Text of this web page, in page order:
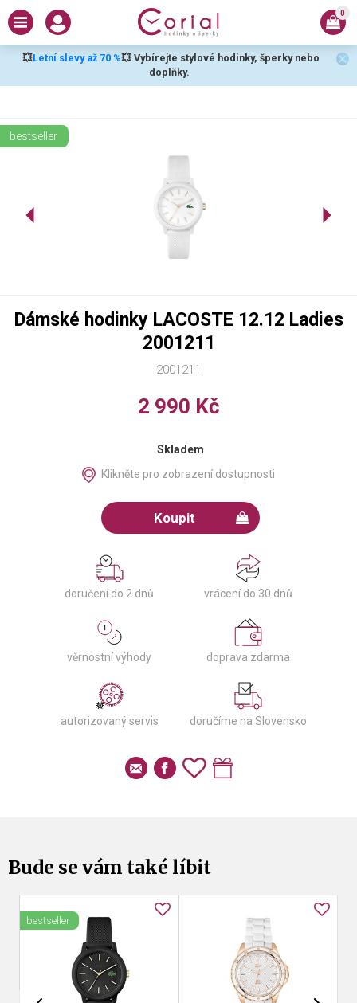
💥Letní slevy až 70 %💥 Vybírejte stylové hodinky, šperky nebo
doplňky.
0
bestseller
2001211
Dámské hodinky LACOSTE 12.12 Ladies
2001211
2 990 Kč
Skladem
Klikněte pro zobrazení dostupnosti
Koupit
doručení do 2 dnů vrácení do 30 dnů
věrnostní výhody doprava zdarma
autorizovaný servis doručíme na Slovensko
Bude se vám také líbit
bestseller